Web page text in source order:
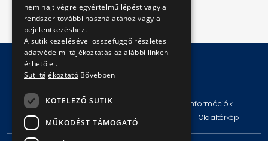
Impresszum Jogi nyilatkozat
Technikai információk
Adatvédelmi politika és tájékoztatások
Oldaltérkép
nem hajt végre egyértelmű lépést vagy a
rendszer további használatához vagy a
bejelentkezéshez.
A sütik kezelésével összefüggő részletes
adatvédelmi tájékoztatás az alábbi linken
érhető el.
Süti tájékoztató Bővebben
KÖTELEZŐ SÜTIK
MŰKÖDÉST TÁMOGATÓ